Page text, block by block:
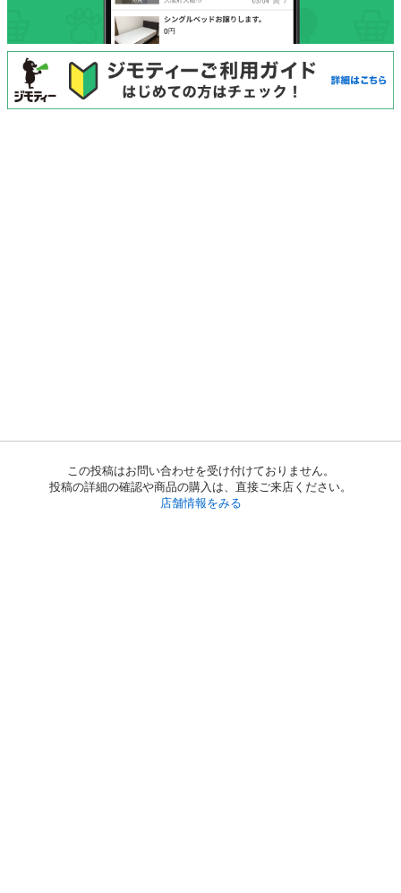
この投稿はお問い合わせを受け付けておりません。
投稿の詳細の確認や商品の購入は、直接ご来店ください。
店舗情報をみる